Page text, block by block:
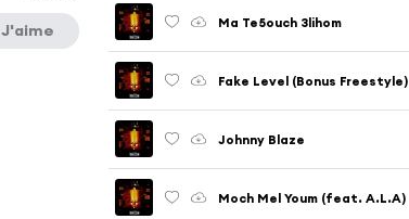
J'aime Ma Te5ouch 3lihom
Fake Level (Bonus Freestyle)
Johnny Blaze
Moch Mel Youm (feat. A.L.A)